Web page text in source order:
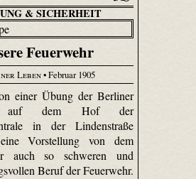
& SICHERHEIT
Feuerwehr
Leben• Februar 1905
einer Übung der Berliner
auf dem Hof der
in der Lindenstraße
Vorstellung von dem
auch so schweren und
Beruf der Feuerwehr.